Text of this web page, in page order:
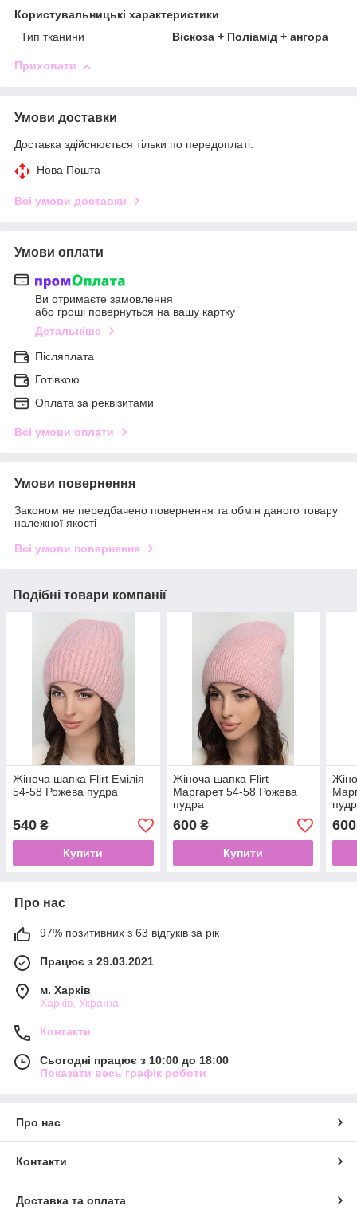
Користувальницькі характеристики
Тип тканини
Віскоза + Поліамід + ангора
Приховати
Умови доставки
Доставка здійснюється тільки по передоплаті.
Нова Пошта
Всі умови доставки
Умови оплати
Ви отримаєте замовлення
або гроші повернуться на вашу картку
Детальніше
Післяплата
Готівкою
Оплата за реквізитами
Всі умови оплати
Умови повернення
Законом не передбачено повернення та обмін даного товару
належної якості
Всі умови повернення
Подібні товари компанії
Жіноча шапка Flirt Емілія
54-58 Рожева пудра
540 ₴
Купити
Жіноча шапка Flirt
Маргарет 54-58 Рожева
пудра
600₴
Купити
600
Про нас
97% позитивних з 63 відгуків за рік
Працює з 29.03.2021
м. Харків
Харків, Україна
Контакти
Сьогодні працює з 10:00 до 18:00
Показати весь графік роботи
Про нас
Контакти
Доставка та оплата